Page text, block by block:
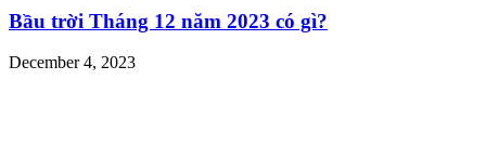
Bầu trời Tháng 12 năm 2023 có gì?
December 4, 2023